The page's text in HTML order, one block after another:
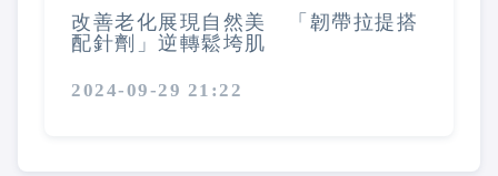
改善老化展現自然美 「韌帶拉提搭
配針劑」逆轉鬆垮肌
2024-09-29 21:22